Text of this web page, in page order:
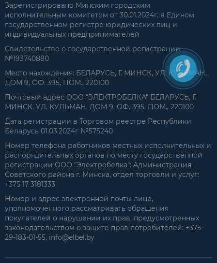
Зарегистрировано Минским городским
исполнительным комитетом от 30.01.2024г. в Едином
государственном регистре юридических лиц и
индивидуальных предпринимателей
Свидетельство о государственной регистрации
№193740880
Место нахождения: БЕЛАРУСЬ, Г. МИНСК, УЛ. КУЛЬМАН,
ДОМ 9, ОФ. 395, ПОМ., 220100
Почтовый адрес ООО "ЭЛЕКТРОБЕЛКА" БЕЛАРУСЬ, Г.
МИНСК, УЛ. КУЛЬМАН, ДОМ 9, ОФ. 395, ПОМ., 220100
Дата регистрации в Торговом реестре Республики
Беларусь 01.03.2024г №575240
Номер телефона работников местных исполнительных и
распорядительных органов по месту государственной
регистрации ООО "Электробелка": Администрация
Советского района г. Минска, отдел торговли и услуг:
+375 17 3181333
Номер и адрес электронной почты лица,
уполномоченного рассматривать обращения
покупателей о нарушении их прав, предусмотренных
законодательством о защите прав потребителей: +375-
29-183-01-55, info@elbel.by